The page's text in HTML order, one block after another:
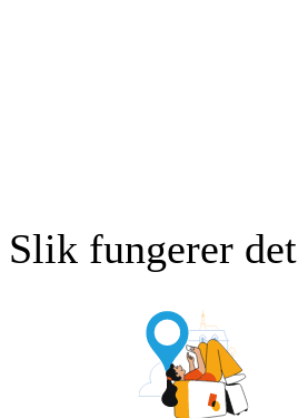
Slik fungerer det